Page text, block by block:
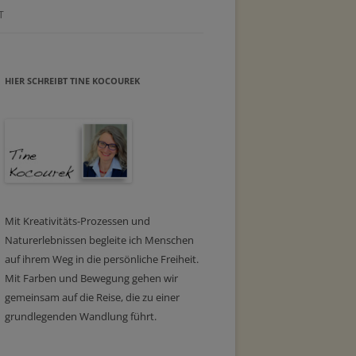
HIER SCHREIBT TINE KOCOUREK
Mit Kreativitäts-Prozessen und
Naturerlebnissen begleite ich Menschen
auf ihrem Weg in die persönliche Freiheit.
Mit Farben und Bewegung gehen wir
gemeinsam auf die Reise, die zu einer
grundlegenden Wandlung führt.